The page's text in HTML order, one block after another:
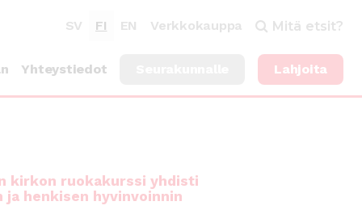
SV FI EN Verkkokauppa Mitä etsit?
Yhteystiedot Lahjoita
kirkon ruokakurssi yhdisti
ja henkisen hyvinvoinnin